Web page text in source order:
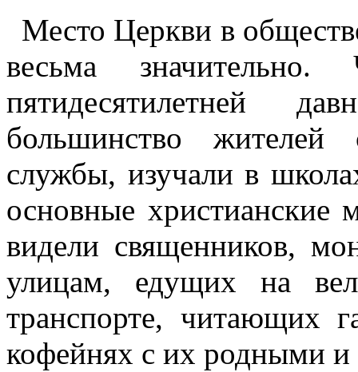
Место Церкви в
весьма
пятидесятилетней
большинство жителей
службы, изучали в
основные христианские
видели священников,
улицам, едущих на
транспорте, читающих
кофейнях с их родными и